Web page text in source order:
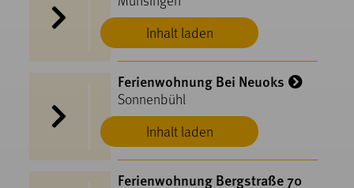
Inhalt laden
Inhalt laden
Ferienwohnung Bei Neuoks
Sonnenbühl
Ferienwohnung Bergstraße 70